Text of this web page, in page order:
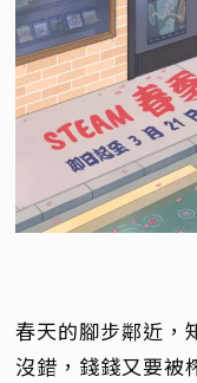
春天的腳步鄰近，
沒錯，錢錢又要被